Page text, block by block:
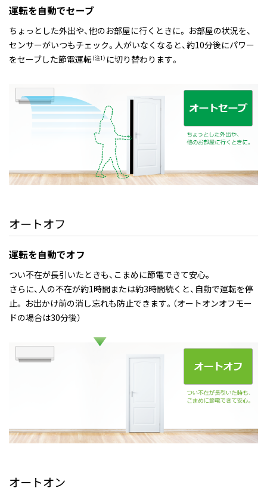
運転を自動でセーブ
ちょっとした外出や、他のお部屋に行くときに。 お部屋の状況を、
センサーがいつもチェック。人がいなくなると、約10分後にパワー
をセーブした節電運転（注1） に切り替わります。
オートオフ
運転を自動でオフ
つい不在が長引いたときも、こまめに節電できて安心。
さらに、人の不在が約1時間または約3時間続くと、自動で運転を停
止。 お出かけ前の消し忘れも防止できます。（オートオンオフモー
ドの場合は30分後）
オートオン